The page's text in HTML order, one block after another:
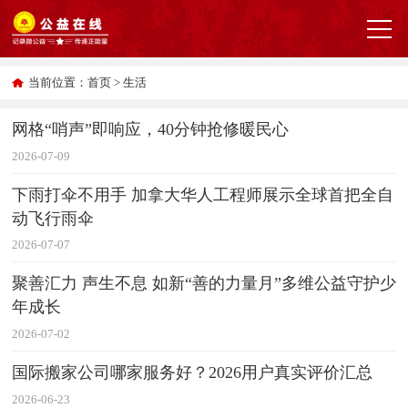
当前位置：首页 > 生活
网格“哨声”即响应，40分钟抢修暖民心
2026-07-09
下雨打伞不用手 加拿大华人工程师展示全球首把全自
动飞行雨伞
2026-07-07
聚善汇力 声生不息 如新“善的力量月”多维公益守护少
年成长
2026-07-02
国际搬家公司哪家服务好？2026用户真实评价汇总
2026-06-23